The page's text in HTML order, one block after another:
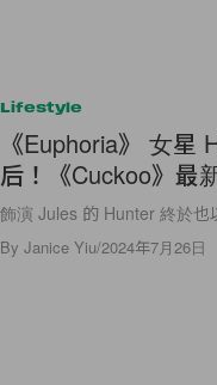
Lifestyle
《Euphoria》 女星
后！《Cuckoo》最
飾演 Jules 的 Hunter 終於也
By Janice Yiu/2024年7月26日